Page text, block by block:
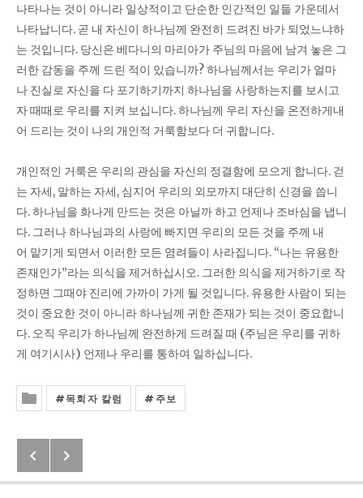
나타나는 것이 아니라 일상적이고 단순한 인간적인 일들 가운데서
나타납니다. 곧 내 자신이 하나님께 완전히 드려진 바가 되었느냐하
는 것입니다. 당신은 베다니의 마리아가 주님의 마음에 남겨 놓은 그
러한 감동을 주께 드린 적이 있습니까? 하나님께서는 우리가 얼마
나 진실로 자신을 다 포기하기까지 하나님을 사랑하는지를 보시고
자 때때로 우리를 지켜 보십니다. 하나님께 우리 자신을 온전하게내
어 드리는 것이 나의 개인적 거룩함보다 더 귀합니다.
개인적인 거룩은 우리의 관심을 자신의 정결함에 모으게 합니다. 걷
는 자세, 말하는 자세, 심지어 우리의 외모까지 대단히 신경을 씁니
다. 하나님을 화나게 만드는 것은 아닐까 하고 언제나 조바심을 냅니
다. 그러나 하나님과의 사랑에 빠지면 우리의 모든 것을 주께 내
어 맡기게 되면서 이러한 모든 염려들이 사라집니다. “나는 유용한
존재인가”라는 의식을 제거하십시오. 그러한 의식을 제거하기로 작
정하면 그때야 진리에 가까이 가게 될 것입니다. 유용한 사람이 되는
것이 중요한 것이 아니라 하나님께 귀한 존재가 되는 것이 중요합니
다. 오직 우리가 하나님께 완전하게 드려질 때 (주님은 우리를 귀하
게 여기시사) 언제나 우리를 통하여 일하십니다.
목회자 칼럼 주보
Post navigation
Previous: 시편 100:3
Next: 2020년4월26일 교회소식